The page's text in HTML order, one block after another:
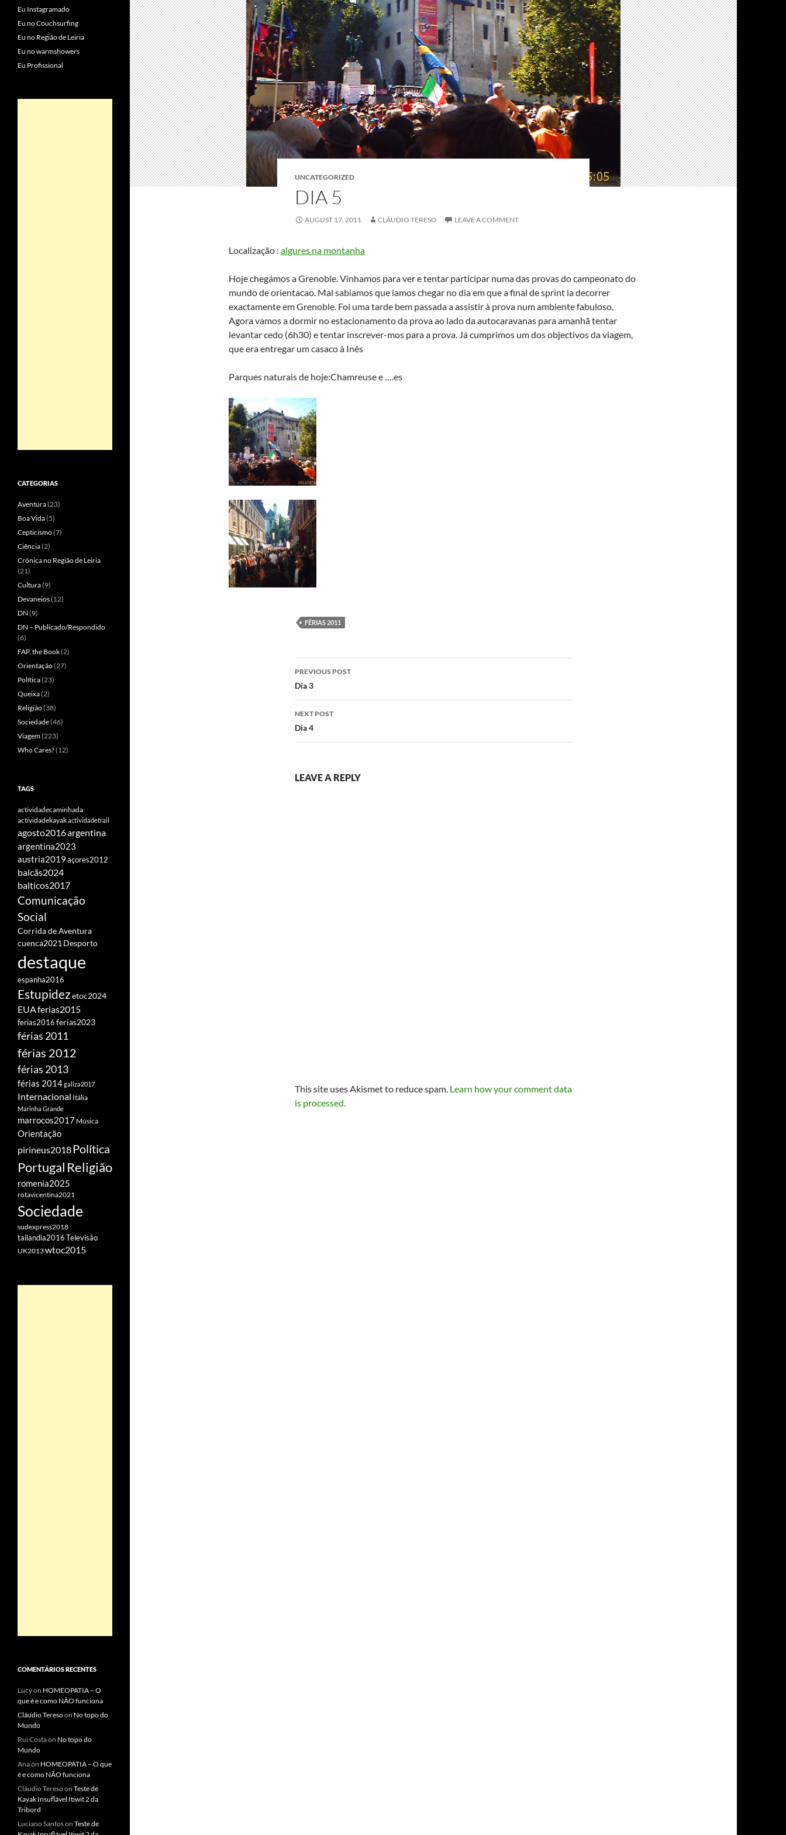
UNCATEGORIZED
DIA 5
AUGUST 17, 2011 CLÁUDIO TERESO LEAVE A COMMENT
Localização : algures na montanha
Hoje chegámos a Grenoble. Vinhamos para ver e tentar participar numa das provas do campeonato do
mundo de orientacao. Mal sabiamos que iamos chegar no dia em que a final de sprint ia decorrer
exactamente em Grenoble. Foi uma tarde bem passada a assistir à prova num ambiente fabuloso.
Agora vamos a dormir no estacionamento da prova ao lado da autocaravanas para amanhã tentar
levantar cedo (6h30) e tentar inscrever-mos para a prova. Já cumprimos um dos objectivos da viagem,
que era entregar um casaco à Inês
Parques naturais de hoje:Chamreuse e ….es
FÉRIAS 2011
Post
navigation
PREVIOUS POST
Dia 3
NEXT POST
Dia 4
LEAVE A REPLY
This site uses Akismet to reduce spam. Learn how your comment data
is processed.
Eu Instagramado
Eu no Couchsurfing
Eu no Região de Leiria
Eu no warmshowers
Eu Profissional
CATEGORIAS
Aventura(23)
Boa Vida(5)
Cepticismo(7)
Ciência(2)
Crónica no Região de Leiria
(21)
Cultura(9)
Devaneios(12)
DN (9)
DN – Publicado/Respondido
(6)
FAP, the Book(2)
Orientação(27)
Política(23)
Queixa(2)
Religião(38)
Sociedade(46)
Viagem(223)
Who Cares?(12)
TAGS
actividadecaminhada
actividadekayakactividadetrail
agosto2016argentina
argentina2023
austria2019açores2012
balcãs2024
balticos2017
Comunicação
Social
Corrida de Aventura
cuenca2021 Desporto
destaque
espanha2016
Estupidezetoc2024
EUAferias2015
ferias2016ferias2023
férias 2011
férias 2012
férias 2013
férias 2014galiza2017
Internacional Itália
Marinha Grande
marrocos2017 Música
Orientação
pirineus2018 Política
Portugal Religião
romenia2025
rotavicentina2021
Sociedade
sudexpress2018
tailandia2016Televisão
UK2013wtoc2015
COMENTÁRIOS RECENTES
Lucyon HOMEOPATIA – O
que é e como NÃO funciona
Cláudio Teresoon No topo do
Mundo
Rui Costaon No topo do
Mundo
Anaon HOMEOPATIA – O que
é e como NÃO funciona
Cláudio Teresoon Teste de
Kayak Insuflável Itiwit 2 da
Tribord
Luciano Santoson Teste de